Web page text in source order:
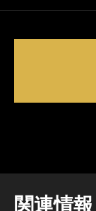
関連情